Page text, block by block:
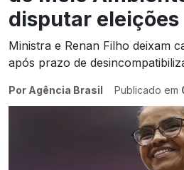
disputar eleições
Ministra e Renan Filho deixam
após prazo de
Por Agência Brasil Publicado em